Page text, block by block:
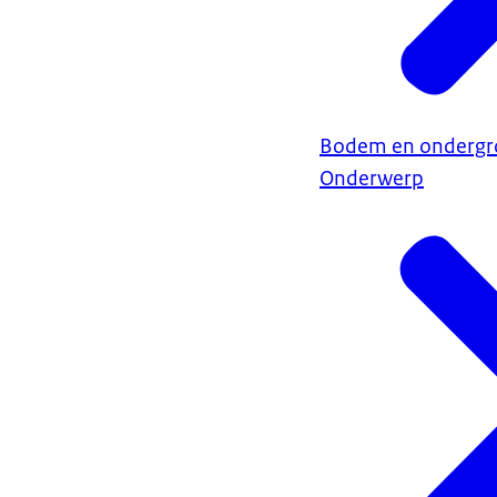
Bodem en
Onderwerp